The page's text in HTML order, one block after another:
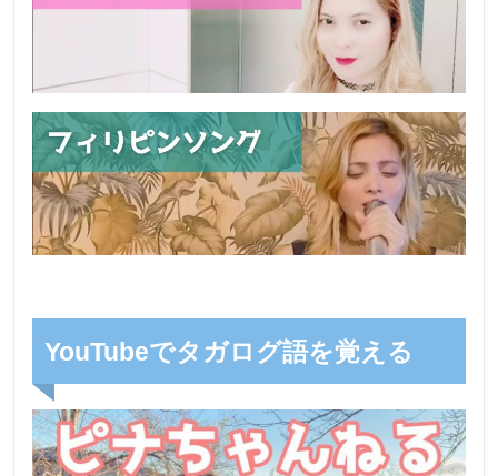
YouTubeでタガログ語を覚える